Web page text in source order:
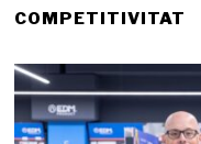
COMPETITIVITAT